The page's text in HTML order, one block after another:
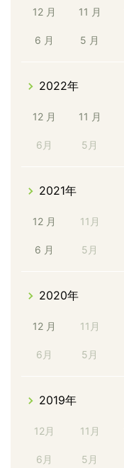
12 月 11 月
6 月 5 月
2022年
12 月 11 月
6月 5月
2021年
12 月 11月
6 月 5月
2020年
12 月 11月
6月 5月
2019年
12月 11月
6月 5月